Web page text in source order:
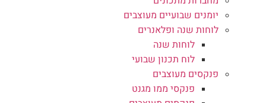
יומנים שבועיים מעוצבים
לוחות שנה ופלאנרים
לוחות שנה
לוח תכנון שבועי
פנקסים מעוצבים
פנקסי ממו מגנט